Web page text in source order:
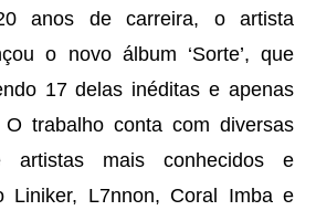
anos de carreira, o artista
o novo álbum ‘Sorte’, que
17 delas inéditas e apenas
O trabalho conta com diversas
artistas mais conhecidos e
Liniker, L7nnon, Coral Imba e